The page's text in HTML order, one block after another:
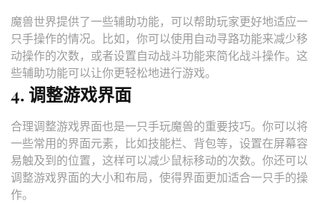
魔兽世界提供了一些辅助功能，可以帮助玩家更好地适应一
只手操作的情况。比如，你可以使用自动寻路功能来减少移
动操作的次数，或者设置自动战斗功能来简化战斗操作。这
些辅助功能可以让你更轻松地进行游戏。
4. 调整游戏界面
合理调整游戏界面也是一只手玩魔兽的重要技巧。你可以将
一些常用的界面元素，比如技能栏、背包等，设置在屏幕容
易触及到的位置，这样可以减少鼠标移动的次数。你还可以
调整游戏界面的大小和布局，使得界面更加适合一只手的操
作。